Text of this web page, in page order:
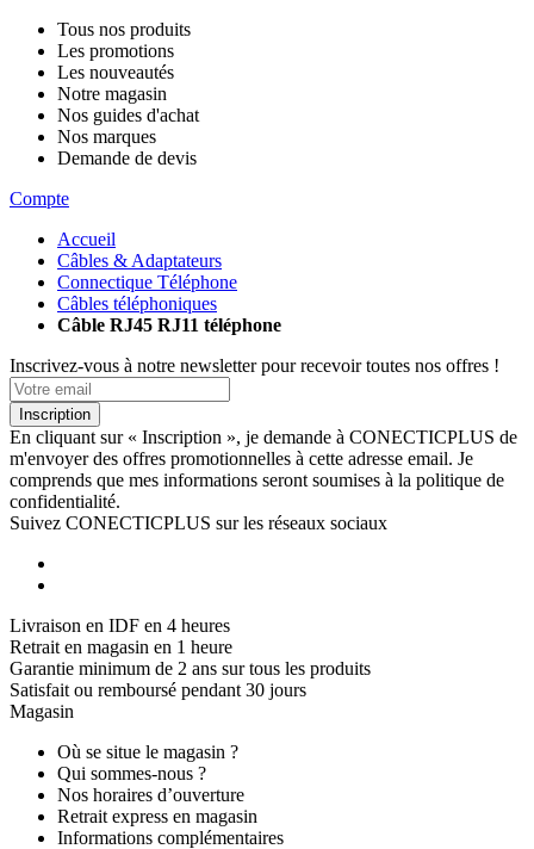
Tous nos produits
Les promotions
Les nouveautés
Notre magasin
Nos guides d'achat
Nos marques
Demande de devis
Compte
Accueil
Câbles & Adaptateurs
Connectique Téléphone
Câbles téléphoniques
Câble RJ45 RJ11 téléphone
Inscrivez-vous à notre newsletter pour recevoir toutes nos offres !
Inscription
En cliquant sur « Inscription », je demande à CONECTICPLUS de
m'envoyer des offres promotionnelles à cette adresse email. Je
comprends que mes informations seront soumises à la politique de
confidentialité.
Suivez CONECTICPLUS sur les réseaux sociaux
Livraison en IDF en 4 heures
Retrait en magasin en 1 heure
Garantie minimum de 2 ans sur tous les produits
Satisfait ou remboursé pendant 30 jours
Magasin
Où se situe le magasin ?
Qui sommes-nous ?
Nos horaires d’ouverture
Retrait express en magasin
Informations complémentaires